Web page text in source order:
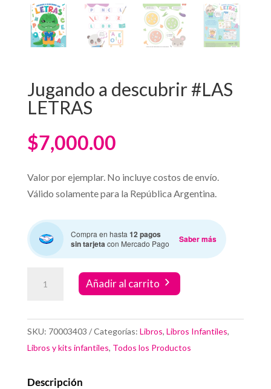
Jugando a descubrir #LAS
LETRAS
$7,000.00
Valor por ejemplar. No incluye costos de envío.
Válido solamente para la República Argentina.
Compra en hasta12 pagos
sin tarjetacon Mercado Pago Saber más
Añadir al carrito
SKU: 70003403 Categorías: Libros, Libros Infantiles,
Libros y kits infantiles, Todos los Productos
Descripción